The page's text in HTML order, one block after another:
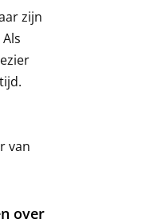
zijn
van
over